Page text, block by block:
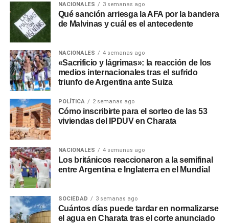
NACIONALES 3 semanas ago
Qué sanción arriesga la AFA por la bandera
de Malvinas y cuál es el antecedente
NACIONALES 4 semanas ago
«Sacrificio y lágrimas»: la reacción de los
medios internacionales tras el sufrido
triunfo de Argentina ante Suiza
POLÍTICA 2 semanas ago
Cómo inscribirte para el sorteo de las 53
viviendas del IPDUV en Charata
NACIONALES 4 semanas ago
Los británicos reaccionaron a la semifinal
entre Argentina e Inglaterra en el Mundial
SOCIEDAD 3 semanas ago
Cuántos días puede tardar en normalizarse
el agua en Charata tras el corte anunciado